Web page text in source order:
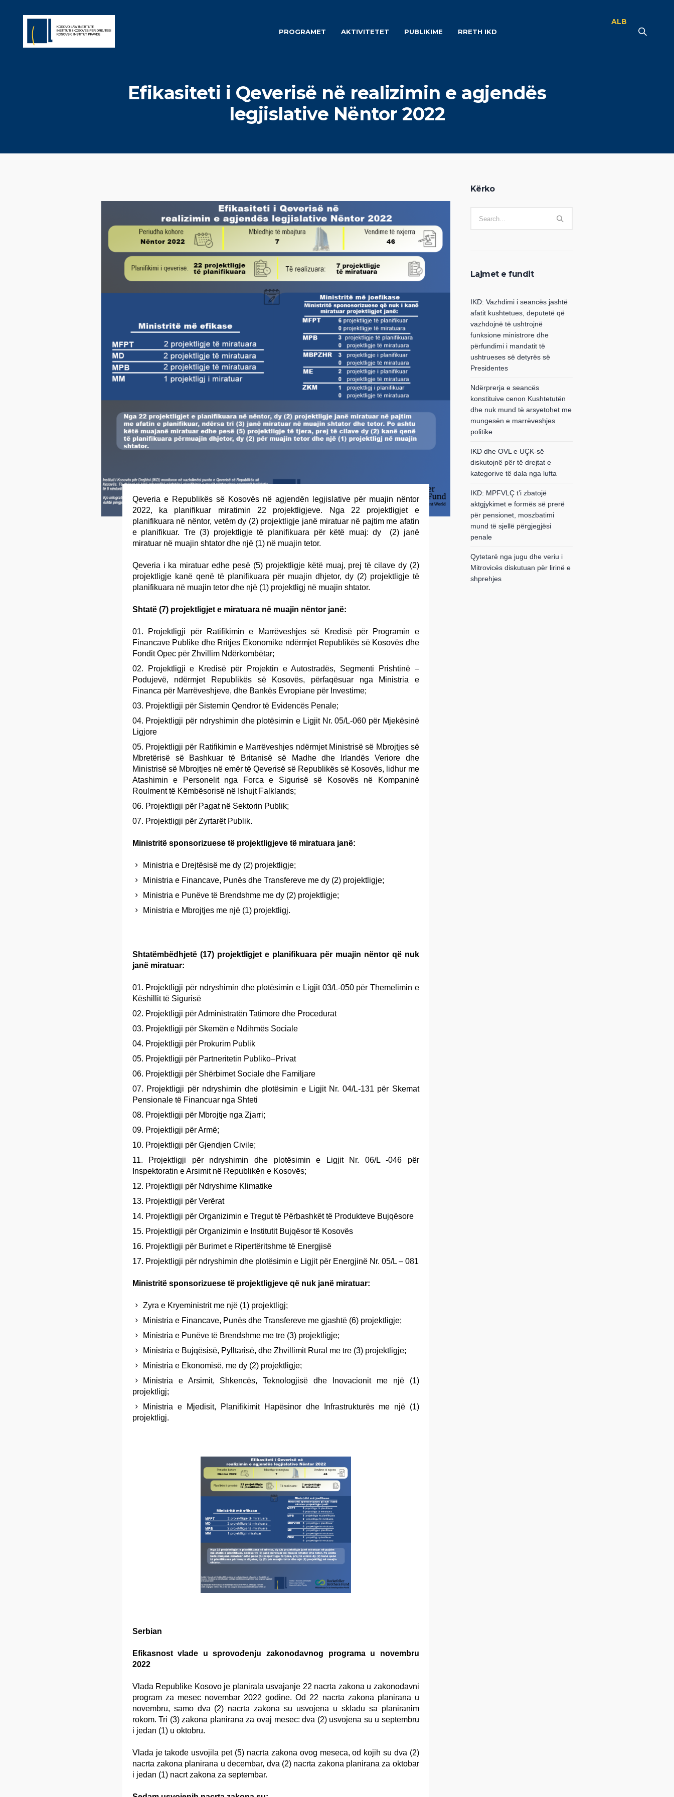
PROGRAMET AKTIVITETET PUBLIKIME RRETH IKD
ALB
Efikasiteti i Qeverisë në realizimin e agjendës
legjislative Nëntor 2022
Qeveria e Republikës së Kosovës në agjendën legjislative për muajin nëntor
2022, ka planifikuar miratimin 22 projektligjeve. Nga 22 projektligjet e
planifikuara në nëntor, vetëm dy (2) projektligje janë miratuar në pajtim me afatin
e planifikuar. Tre (3) projektligje të planifikuara për këtë muaj: dy (2) janë
miratuar në muajin shtator dhe një (1) në muajin tetor.
Qeveria i ka miratuar edhe pesë (5) projektligje këtë muaj, prej të cilave dy (2)
projektligje kanë qenë të planifikuara për muajin dhjetor, dy (2) projektligje të
planifikuara në muajin tetor dhe një (1) projektligj në muajin shtator.
Shtatë (7) projektligjet e miratuara në muajin nëntor janë:
Projektligji për Ratifikimin e Marrëveshjes së Kredisë për Programin e
Financave Publike dhe Rritjes Ekonomike ndërmjet Republikës së Kosovës dhe
Fondit Opec për Zhvillim Ndërkombëtar;
Projektligji e Kredisë për Projektin e Autostradës, Segmenti Prishtinë –
Podujevë, ndërmjet Republikës së Kosovës, përfaqësuar nga Ministria e
Financa për Marrëveshjeve, dhe Bankës Evropiane për Investime;
Projektligji për Sistemin Qendror të Evidencës Penale;
Projektligji për ndryshimin dhe plotësimin e Ligjit Nr. 05/L-060 për Mjekësinë
Ligjore
Projektligji për Ratifikimin e Marrëveshjes ndërmjet Ministrisë së Mbrojtjes së
Mbretërisë së Bashkuar të Britanisë së Madhe dhe Irlandës Veriore dhe
Ministrisë së Mbrojtjes në emër të Qeverisë së Republikës së Kosovës, lidhur me
Atashimin e Personelit nga Forca e Sigurisë së Kosovës në Kompaninë
Roulment të Këmbësorisë në Ishujt Falklands;
Projektligji për Pagat në Sektorin Publik;
Projektligji për Zyrtarët Publik.
Ministritë sponsorizuese të projektligjeve të miratuara janë:
Ministria e Drejtësisë me dy (2) projektligje;
Ministria e Financave, Punës dhe Transfereve me dy (2) projektligje;
Ministria e Punëve të Brendshme me dy (2) projektligje;
Ministria e Mbrojtjes me një (1) projektligj.
Shtatëmbëdhjetë (17) projektligjet e planifikuara për muajin nëntor që nuk
janë miratuar:
Projektligji për ndryshimin dhe plotësimin e Ligjit 03/L-050 për Themelimin e
Këshillit të Sigurisë
Projektligji për Administratën Tatimore dhe Procedurat
Projektligji për Skemën e Ndihmës Sociale
Projektligji për Prokurim Publik
Projektligji për Partneritetin Publiko–Privat
Projektligji për Shërbimet Sociale dhe Familjare
Projektligji për ndryshimin dhe plotësimin e Ligjit Nr. 04/L-131 për Skemat
Pensionale të Financuar nga Shteti
Projektligji për Mbrojtje nga Zjarri;
Projektligji për Armë;
Projektligji për Gjendjen Civile;
Projektligji për ndryshimin dhe plotësimin e Ligjit Nr. 06/L -046 për
Inspektoratin e Arsimit në Republikën e Kosovës;
Projektligji për Ndryshime Klimatike
Projektligji për Verërat
Projektligji për Organizimin e Tregut të Përbashkët të Produkteve Bujqësore
Projektligji për Organizimin e Institutit Bujqësor të Kosovës
Projektligji për Burimet e Ripertëritshme të Energjisë
Projektligji për ndryshimin dhe plotësimin e Ligjit për Energjinë Nr. 05/L – 081
Ministritë sponsorizuese të projektligjeve që nuk janë miratuar:
Zyra e Kryeministrit me një (1) projektligj;
Ministria e Financave, Punës dhe Transfereve me gjashtë (6) projektligje;
Ministria e Punëve të Brendshme me tre (3) projektligje;
Ministria e Bujqësisë, Pylltarisë, dhe Zhvillimit Rural me tre (3) projektligje;
Ministria e Ekonomisë, me dy (2) projektligje;
Ministria e Arsimit, Shkencës, Teknologjisë dhe Inovacionit me një (1)
projektligj;
Ministria e Mjedisit, Planifikimit Hapësinor dhe Infrastrukturës me një (1)
projektligj.
Serbian
Efikasnost vlade u sprovođenju zakonodavnog programa u novembru
2022
Vlada Republike Kosovo je planirala usvajanje 22 nacrta zakona u zakonodavni
program za mesec novembar 2022 godine. Od 22 nacrta zakona planirana u
novembru, samo dva (2) nacrta zakona su usvojena u skladu sa planiranim
rokom. Tri (3) zakona planirana za ovaj mesec: dva (2) usvojena su u septembru
i jedan (1) u oktobru.
Vlada je takođe usvojila pet (5) nacrta zakona ovog meseca, od kojih su dva (2)
nacrta zakona planirana u decembar, dva (2) nacrta zakona planirana za oktobar
i jedan (1) nacrt zakona za septembar.
Kërko
Lajmet e fundit
IKD: Vazhdimi i seancës jashtë
afatit kushtetues, deputetë që
vazhdojnë të ushtrojnë
funksione ministrore dhe
përfundimi i mandatit të
ushtrueses së detyrës së
Presidentes
Ndërprerja e seancës
konstituive cenon Kushtetutën
dhe nuk mund të arsyetohet me
mungesën e marrëveshjes
politike
IKD dhe OVL e UÇK-së
diskutojnë për të drejtat e
kategorive të dala nga lufta
IKD: MPFVLÇ t’i zbatojë
aktgjykimet e formës së prerë
për pensionet, moszbatimi
mund të sjellë përgjegjësi
penale
Qytetarë nga jugu dhe veriu i
Mitrovicës diskutuan për lirinë e
shprehjes